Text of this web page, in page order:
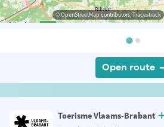
© OpenStreetMap contributors, Tracestrack
Open route
Toerisme Vlaams-Brabant